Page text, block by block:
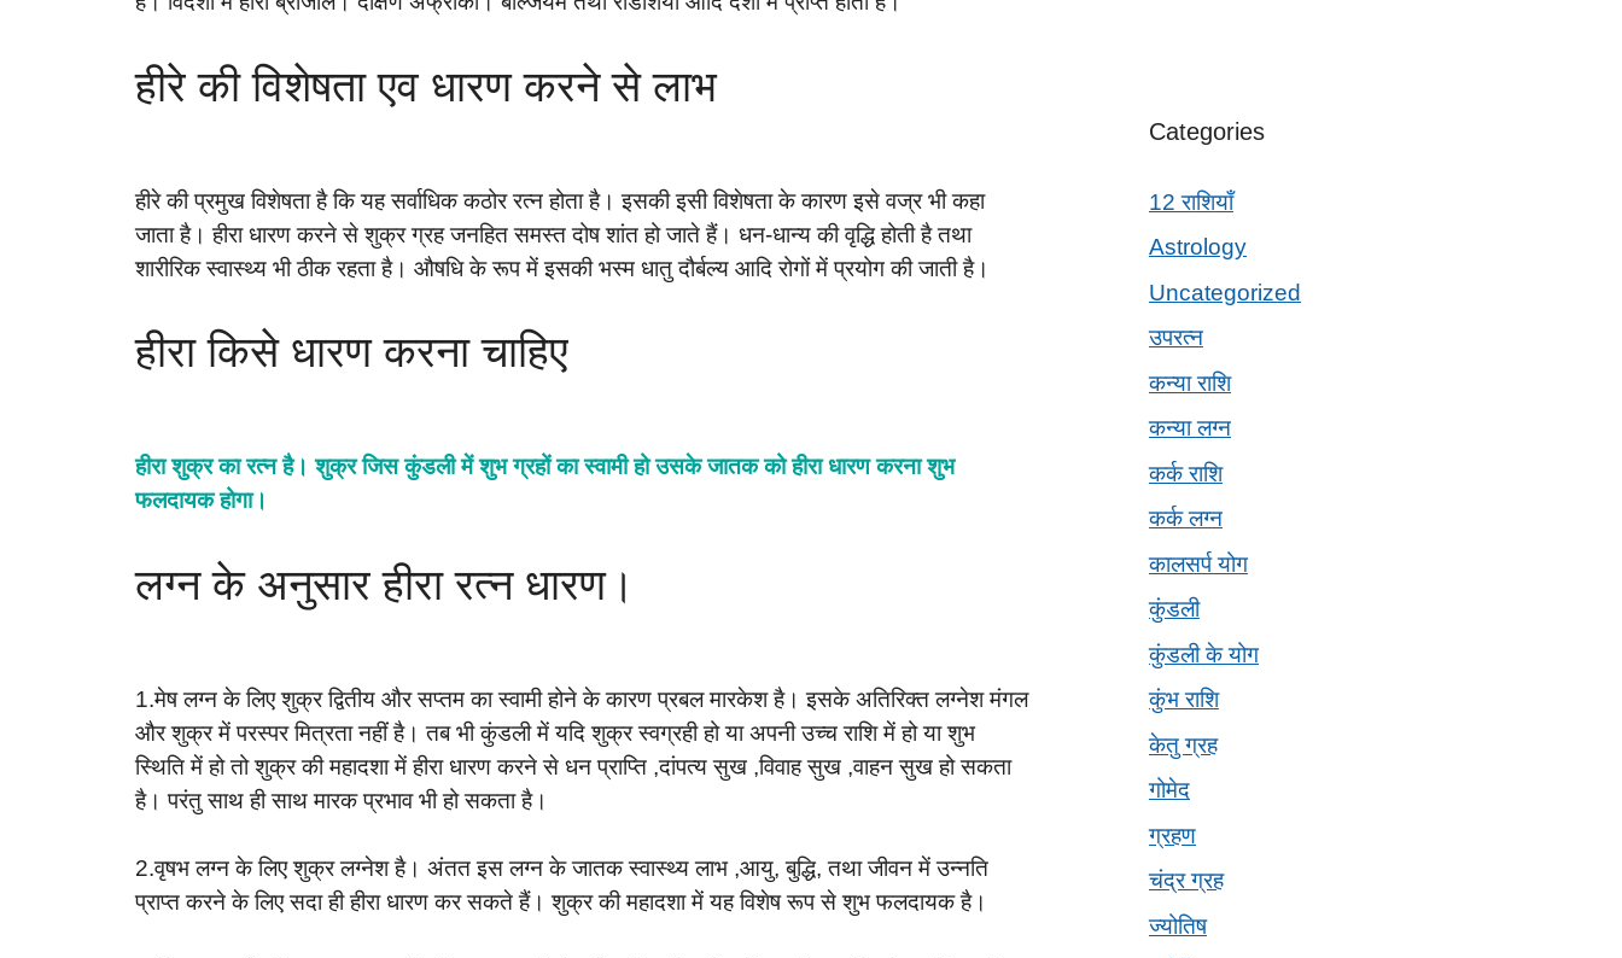
हीरे की विशेषता एव धारण करने से लाभ
हीरे की प्रमुख विशेषता है कि यह सर्वाधिक कठोर रत्न होता है। इसकी इसी विशेषता के कारण इसे वज्र भी कहा
जाता है। हीरा धारण करने से शुक्र ग्रह जनहित समस्त दोष शांत हो जाते हैं। धन-धान्य की वृद्धि होती है तथा
शारीरिक स्वास्थ्य भी ठीक रहता है। औषधि के रूप में इसकी भस्म धातु दौर्बल्य आदि रोगों में प्रयोग की जाती है।
हीरा किसे धारण करना चाहिए
हीरा शुक्र का रत्न है। शुक्र जिस कुंडली में शुभ ग्रहों का स्वामी हो उसके जातक को हीरा धारण करना शुभ
फलदायक होगा।
लग्न के अनुसार हीरा रत्न धारण।
1.मेष लग्न के लिए शुक्र द्वितीय और सप्तम का स्वामी होने के कारण प्रबल मारकेश है। इसके अतिरिक्त लग्नेश मंगल
और शुक्र में परस्पर मित्रता नहीं है। तब भी कुंडली में यदि शुक्र स्वग्रही हो या अपनी उच्च राशि में हो या शुभ
स्थिति में हो तो शुक्र की महादशा में हीरा धारण करने से धन प्राप्ति ,दांपत्य सुख ,विवाह सुख ,वाहन सुख हो सकता
है। परंतु साथ ही साथ मारक प्रभाव भी हो सकता है।
2.वृषभ लग्न के लिए शुक्र लग्नेश है। अंतत इस लग्न के जातक स्वास्थ्य लाभ ,आयु, बुद्धि, तथा जीवन में उन्नति
प्राप्त करने के लिए सदा ही हीरा धारण कर सकते हैं। शुक्र की महादशा में यह विशेष रूप से शुभ फलदायक है।
Categories
12 राशियाँ
Astrology
Uncategorized
उपरत्न
कन्या राशि
कन्या लग्न
कर्क राशि
कर्क लग्न
कालसर्प योग
कुंडली
कुंडली के योग
कुंभ राशि
केतु ग्रह
गोमेद
ग्रहण
चंद्र ग्रह
ज्योतिष